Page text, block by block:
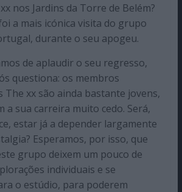
nos Jardins da Torre de Belém?
a mais icónica visita do grupo
durante o seu apogeu.
de aplaudir o seu regresso,
questiona: os membros
The xx são ainda bastante jovens,
a sua carreira muito cedo. Será,
estar já a depender largamente
Esperamos, por isso, que
grupo deixem um pouco de
individuais e se
o estúdio, para poderem